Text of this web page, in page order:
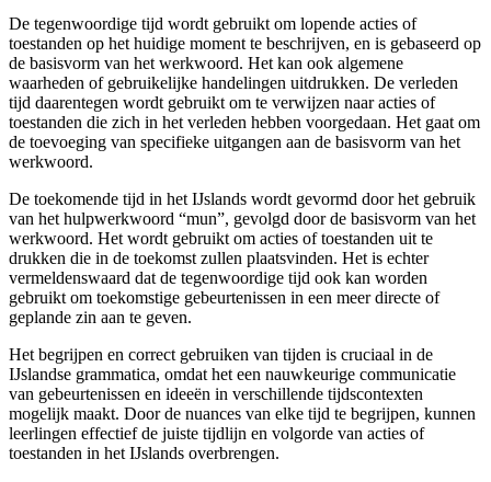
De tegenwoordige tijd wordt gebruikt om lopende acties of
toestanden op het huidige moment te beschrijven, en is gebaseerd op
de basisvorm van het werkwoord. Het kan ook algemene
waarheden of gebruikelijke handelingen uitdrukken. De verleden
tijd daarentegen wordt gebruikt om te verwijzen naar acties of
toestanden die zich in het verleden hebben voorgedaan. Het gaat om
de toevoeging van specifieke uitgangen aan de basisvorm van het
werkwoord.
De toekomende tijd in het IJslands wordt gevormd door het gebruik
van het hulpwerkwoord “mun”, gevolgd door de basisvorm van het
werkwoord. Het wordt gebruikt om acties of toestanden uit te
drukken die in de toekomst zullen plaatsvinden. Het is echter
vermeldenswaard dat de tegenwoordige tijd ook kan worden
gebruikt om toekomstige gebeurtenissen in een meer directe of
geplande zin aan te geven.
Het begrijpen en correct gebruiken van tijden is cruciaal in de
IJslandse grammatica, omdat het een nauwkeurige communicatie
van gebeurtenissen en ideeën in verschillende tijdscontexten
mogelijk maakt. Door de nuances van elke tijd te begrijpen, kunnen
leerlingen effectief de juiste tijdlijn en volgorde van acties of
toestanden in het IJslands overbrengen.